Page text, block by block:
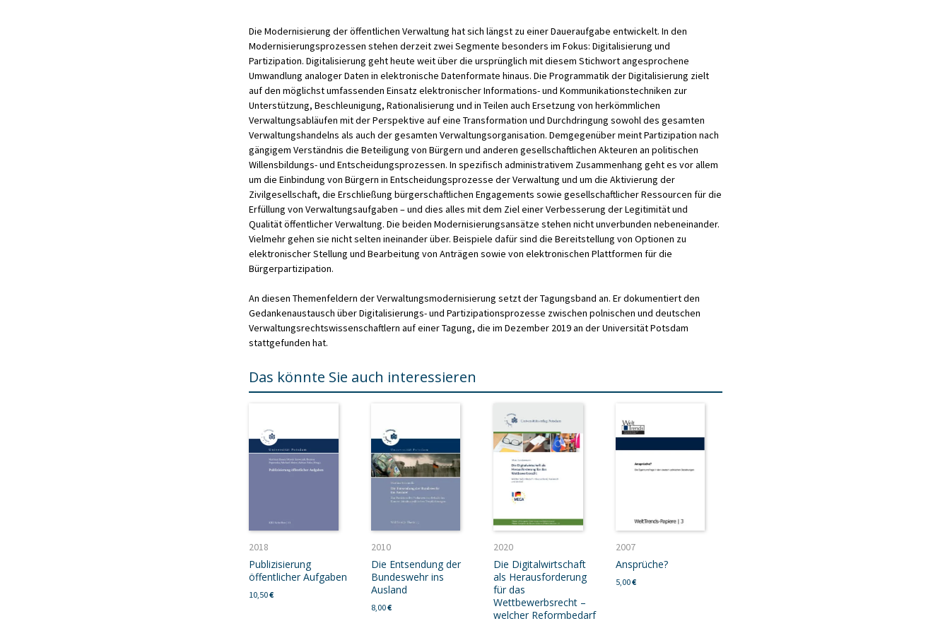
Die Modernisierung der öffentlichen Verwaltung hat sich längst zu einer Daueraufgabe entwickelt. In den
Modernisierungsprozessen stehen derzeit zwei Segmente besonders im Fokus: Digitalisierung und
Partizipation. Digitalisierung geht heute weit über die ursprünglich mit diesem Stichwort angesprochene
Umwandlung analoger Daten in elektronische Datenformate hinaus. Die Programmatik der Digitalisierung zielt
auf den möglichst umfassenden Einsatz elektronischer Informations- und Kommunikationstechniken zur
Unterstützung, Beschleunigung, Rationalisierung und in Teilen auch Ersetzung von herkömmlichen
Verwaltungsabläufen mit der Perspektive auf eine Transformation und Durchdringung sowohl des gesamten
Verwaltungshandelns als auch der gesamten Verwaltungsorganisation. Demgegenüber meint Partizipation nach
gängigem Verständnis die Beteiligung von Bürgern und anderen gesellschaftlichen Akteuren an politischen
Willensbildungs- und Entscheidungsprozessen. In spezifisch administrativem Zusammenhang geht es vor allem
um die Einbindung von Bürgern in Entscheidungsprozesse der Verwaltung und um die Aktivierung der
Zivilgesellschaft, die Erschließung bürgerschaftlichen Engagements sowie gesellschaftlicher Ressourcen für die
Erfüllung von Verwaltungsaufgaben – und dies alles mit dem Ziel einer Verbesserung der Legitimität und
Qualität öffentlicher Verwaltung. Die beiden Modernisierungsansätze stehen nicht unverbunden nebeneinander.
Vielmehr gehen sie nicht selten ineinander über. Beispiele dafür sind die Bereitstellung von Optionen zu
elektronischer Stellung und Bearbeitung von Anträgen sowie von elektronischen Plattformen für die
Bürgerpartizipation.
An diesen Themenfeldern der Verwaltungsmodernisierung setzt der Tagungsband an. Er dokumentiert den
Gedankenaustausch über Digitalisierungs- und Partizipationsprozesse zwischen polnischen und deutschen
Verwaltungsrechtswissenschaftlern auf einer Tagung, die im Dezember 2019 an der Universität Potsdam
stattgefunden hat.
Das könnte Sie auch interessieren
2018
Publizisierung
öffentlicher Aufgaben
10,50€
2010
Die Entsendung der
Bundeswehr ins
Ausland
8,00€
2020
Die Digitalwirtschaft
als Herausforderung
für das
Wettbewerbsrecht –
welcher Reformbedarf
2007
Ansprüche?
5,00€